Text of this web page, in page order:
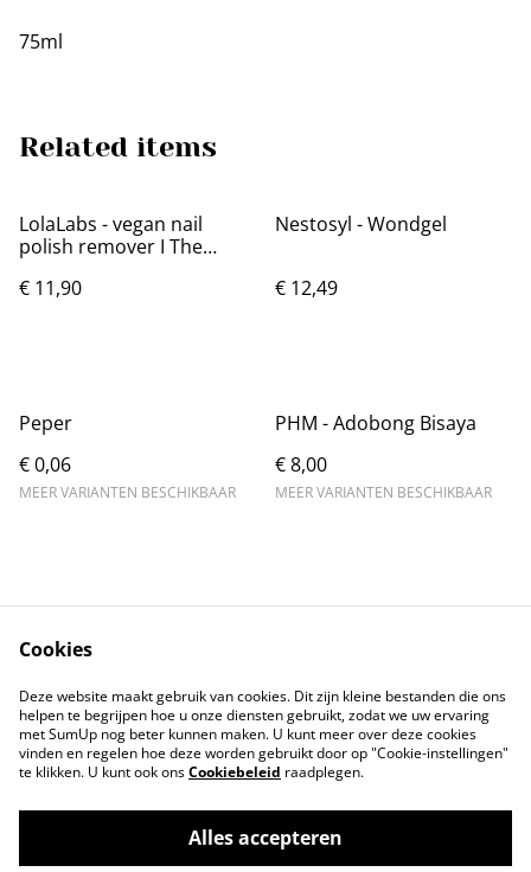
75ml
Related items
LolaLabs - vegan nail
polish remover I The
€ 11,90
Nestosyl - Wondgel
€ 12,49
Peper
€ 0,06
MEER VARIANTEN BESCHIKBAAR
PHM - Adobong Bisaya
€ 8,00
MEER VARIANTEN BESCHIKBAAR
Contact
Voorwaarden
Privacybeleid
Cookiebeleid
Cookies
Deze website maakt gebruik van cookies. Dit zijn kleine bestanden die ons
helpen te begrijpen hoe u onze diensten gebruikt, zodat we uw ervaring
met SumUp nog beter kunnen maken. U kunt meer over deze cookies
vinden en regelen hoe deze worden gebruikt door op "Cookie-instellingen"
te klikken. U kunt ook onsCookiebeleid raadplegen.
Alles accepteren